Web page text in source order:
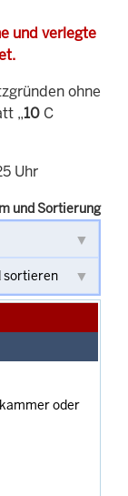
und verlegte
ohne
„10 C
Uhr
und Sortierung
oder